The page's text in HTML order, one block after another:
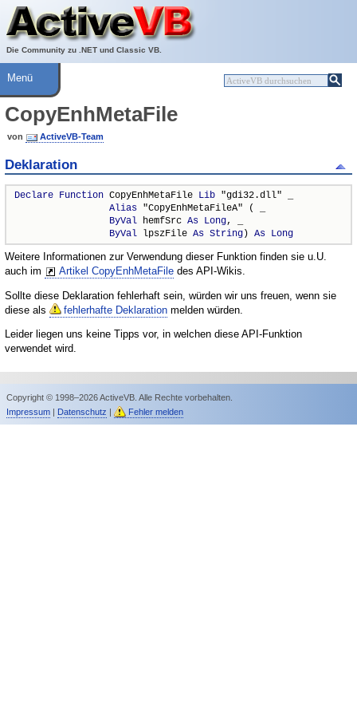
Die Community zu .NET und Classic VB.
Über ActiveVB
Hilfe
Menü
CopyEnhMetaFile
von ActiveVB-Team
Deklaration
Declare Function CopyEnhMetaFile Lib "gdi32.dll" _
Alias "CopyEnhMetaFileA" ( _
ByVal hemfSrc As Long, _
ByVal lpszFile As String) As Long
Weitere Informationen zur Verwendung dieser Funktion finden sie u.U.
auch im
Artikel CopyEnhMetaFile des API-Wikis.
Sollte diese Deklaration fehlerhaft sein, würden wir uns freuen, wenn sie
diese als
fehlerhafte Deklaration melden würden.
Leider liegen uns keine Tipps vor, in welchen diese API-Funktion
verwendet wird.
Copyright © 1998–2026 ActiveVB. Alle Rechte vorbehalten.
Impressum| Datenschutz | Fehler melden